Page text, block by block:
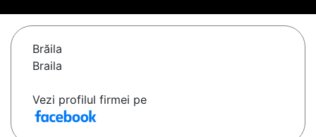
Brăila
Braila
Vezi profilul firmei pe